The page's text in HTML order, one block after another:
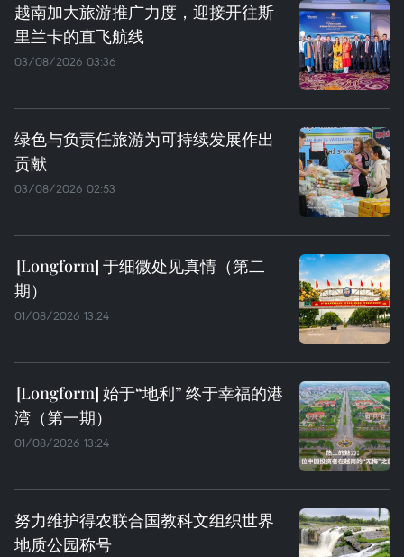
越南加大旅游推广力度，迎接开往斯
里兰卡的直飞航线
03/08/2026 03:36
绿色与负责任旅游为可持续发展作出
贡献
03/08/2026 02:53
于细微处见真情（第二
期）
01/08/2026 13:24
始于“地利” 终于幸福的港
湾（第一期）
01/08/2026 13:24
努力维护得农联合国教科文组织世界
地质公园称号